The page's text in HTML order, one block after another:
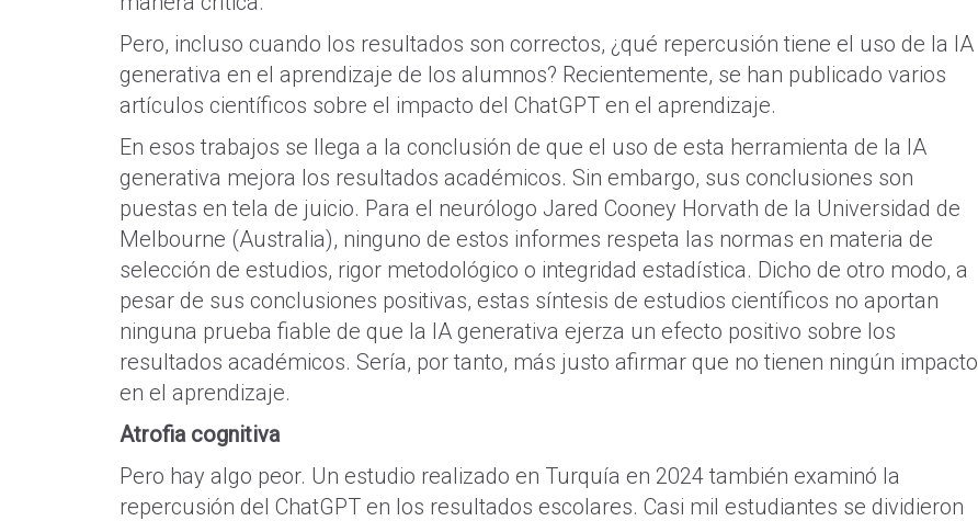
Pero, incluso cuando los resultados son correctos, ¿qué repercusión tiene el uso de la IA
generativa en el aprendizaje de los alumnos? Recientemente, se han publicado varios
artículos científicos sobre el impacto del ChatGPT en el aprendizaje.
En esos trabajos se llega a la conclusión de que el uso de esta herramienta de la IA
generativa mejora los resultados académicos. Sin embargo, sus conclusiones son
puestas en tela de juicio. Para el neurólogo Jared Cooney Horvath de la Universidad de
Melbourne (Australia), ninguno de estos informes respeta las normas en materia de
selección de estudios, rigor metodológico o integridad estadística. Dicho de otro modo, a
pesar de sus conclusiones positivas, estas síntesis de estudios científicos no aportan
ninguna prueba fiable de que la IA generativa ejerza un efecto positivo sobre los
resultados académicos. Sería, por tanto, más justo afirmar que no tienen ningún impacto
en el aprendizaje.
Atrofia cognitiva
Pero hay algo peor. Un estudio realizado en Turquía en 2024 también examinó la
repercusión del ChatGPT en los resultados escolares. Casi mil estudiantes se dividieron